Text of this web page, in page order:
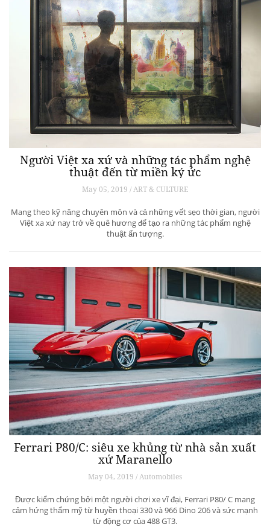
Người Việt xa xứ và những tác phẩm nghệ
thuật đến từ miền ký ức
May 05, 2019 / ART & CULTURE
Mang theo kỹ năng chuyên môn và cả những vết sẹo thời gian, người
Việt xa xứ nay trở về quê hương để tạo ra những tác phẩm nghệ
thuật ấn tượng.
Ferrari P80/C: siêu xe khủng từ ​​nhà sản xuất
xứ Maranello
May 04, 2019 / Automobiles
Được kiểm chứng bởi một người chơi xe vĩ đại, Ferrari P80/ C mang
cảm hứng thẩm mỹ từ huyền thoại 330 và 966 Dino 206 và sức mạnh
từ động cơ của 488 GT3.